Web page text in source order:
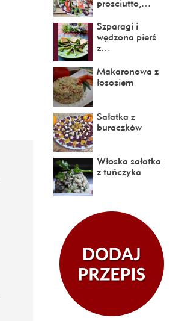
prosciutto,…
Szparagi i
wędzona pierś
z…
Makaronowa z
łososiem
Sałatka z
buraczków
Włoska sałatka
z tuńczyka